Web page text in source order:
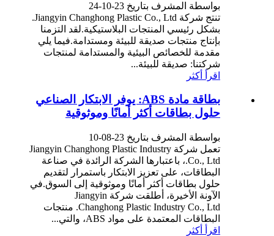
بواسطة المشرف بتاريخ 23-10-24
تنتج شركة Jiangyin Changhong Plastic Co., Ltd.
بشكل رئيسي المنتجات البلاستيكية.لقد التزمنا
بإنتاج منتجات صديقة للبيئة ومستدامة.فيما يلي
مقدمة للخصائص البيئية والمستدامة لمنتجات
شركتنا: صديقة للبيئة...
اقرأ أكثر
بطاقة مادة ABS: يوفر الابتكار الصناعي
حلول بطاقات أكثر أمانًا وموثوقية
بواسطة المشرف بتاريخ 23-08-10
تعمل شركة Jiangyin Changhong Plastic Industry
Co., Ltd.، باعتبارها الشركة الرائدة في صناعة
البطاقات، على تعزيز الابتكار باستمرار لتقديم
حلول بطاقات أكثر أمانًا وموثوقية إلى السوق.في
الآونة الأخيرة، أطلقت شركة Jiangyin
Changhong Plastic Industry Co., Ltd. منتجات
البطاقات المعتمدة على مواد ABS، والتي...
اقرأ أكثر